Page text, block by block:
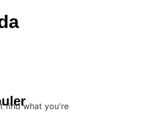
find what you're